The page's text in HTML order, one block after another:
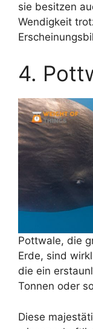
sie besitzen
Wendigkeit
4.
Pottwale, die
Erde, sind
die ein
Tonnen oder
Diese